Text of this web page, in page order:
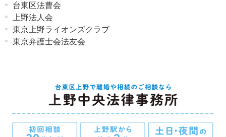
台東区法曹会
上野法人会
東京上野ライオンズクラブ
東京弁護士会法友会